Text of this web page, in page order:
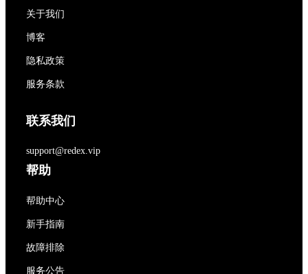
关于我们
博客
隐私政策
服务条款
联系我们
support@redex.vip
帮助
帮助中心
新手指南
故障排除
服务公告